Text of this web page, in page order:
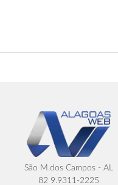
São M.dos Campos - AL
82 9.9311-2225